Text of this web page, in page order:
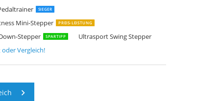
SIEGER
Mini-Stepper PREIS-LEISTUNG
Stepper SPARTIPP Ultrasport Swing Stepper
Stepper Mini-Fitnessgerät
Stepper für Zuhause
2in1 Dual-Way Stepper
Stepper
Up-Down Fitness Step Hometrainer Stepper
2in1 Twister Stepper
Swing Stepper HS-45S Slim Up-Down-Side-Stepper
2 in 1 Mini Stepper
Up-Down Stepper
Stepper Twister Drehstepper
oder Vergleich!